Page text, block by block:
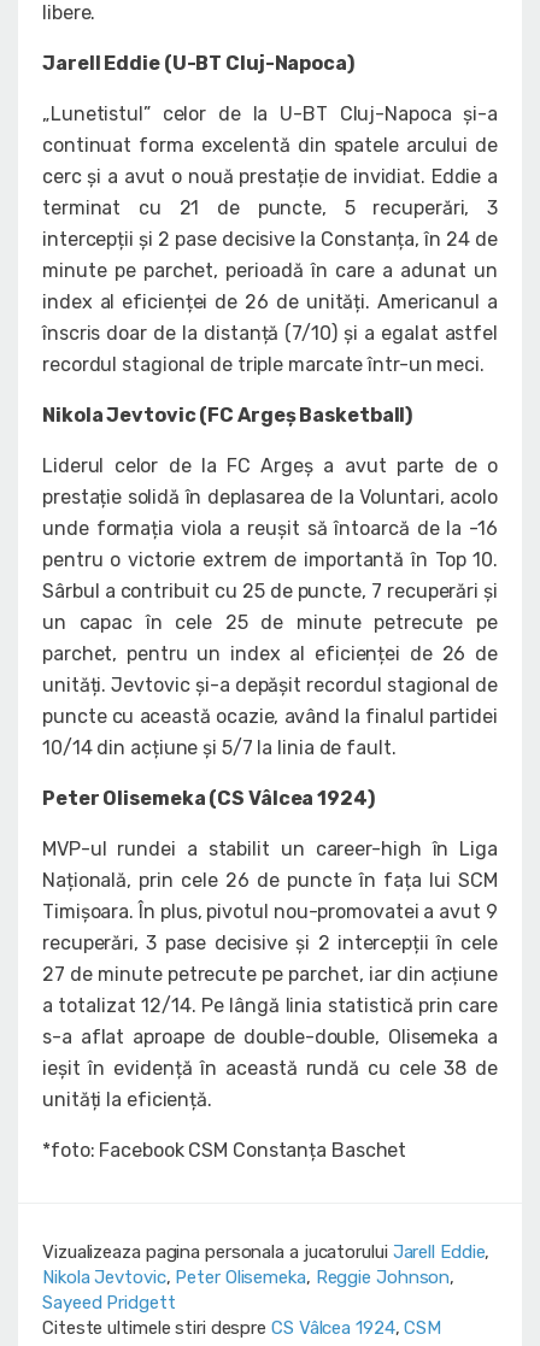
libere.
Jarell Eddie (U-BT Cluj-Napoca)
„Lunetistul” celor de la U-BT Cluj-Napoca și-a
continuat forma excelentă din spatele arcului de
cerc și a avut o nouă prestație de invidiat. Eddie a
terminat cu 21 de puncte, 5 recuperări, 3
intercepții și 2 pase decisive la Constanța, în 24 de
minute pe parchet, perioadă în care a adunat un
index al eficienței de 26 de unități. Americanul a
înscris doar de la distanță (7/10) și a egalat astfel
recordul stagional de triple marcate într-un meci.
Nikola Jevtovic (FC Argeș Basketball)
Liderul celor de la FC Argeș a avut parte de o
prestație solidă în deplasarea de la Voluntari, acolo
unde formația viola a reușit să întoarcă de la -16
pentru o victorie extrem de importantă în Top 10.
Sârbul a contribuit cu 25 de puncte, 7 recuperări și
un capac în cele 25 de minute petrecute pe
parchet, pentru un index al eficienței de 26 de
unități. Jevtovic și-a depășit recordul stagional de
puncte cu această ocazie, având la finalul partidei
10/14 din acțiune și 5/7 la linia de fault.
Peter Olisemeka (CS Vâlcea 1924)
MVP-ul rundei a stabilit un career-high în Liga
Națională, prin cele 26 de puncte în fața lui SCM
Timișoara. În plus, pivotul nou-promovatei a avut 9
recuperări, 3 pase decisive și 2 intercepții în cele
27 de minute petrecute pe parchet, iar din acțiune
a totalizat 12/14. Pe lângă linia statistică prin care
s-a aflat aproape de double-double, Olisemeka a
ieșit în evidență în această rundă cu cele 38 de
unități la eficiență.
*foto: Facebook CSM Constanța Baschet
Vizualizeaza pagina personala a jucatorului Jarell Eddie,
Nikola Jevtovic, Peter Olisemeka, Reggie Johnson,
Sayeed Pridgett
Citeste ultimele stiri despre CS Vâlcea 1924,CSM